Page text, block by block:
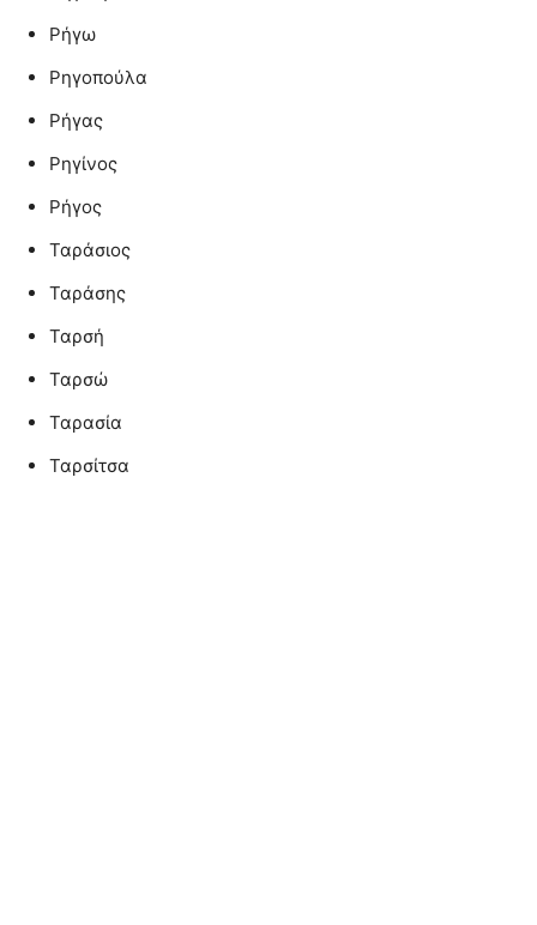
Ρήγω
Ρηγοπούλα
Ρήγας
Ρηγίνος
Ρήγος
Ταράσιος
Ταράσης
Ταρσή
Ταρσώ
Ταρασία
Ταρσίτσα